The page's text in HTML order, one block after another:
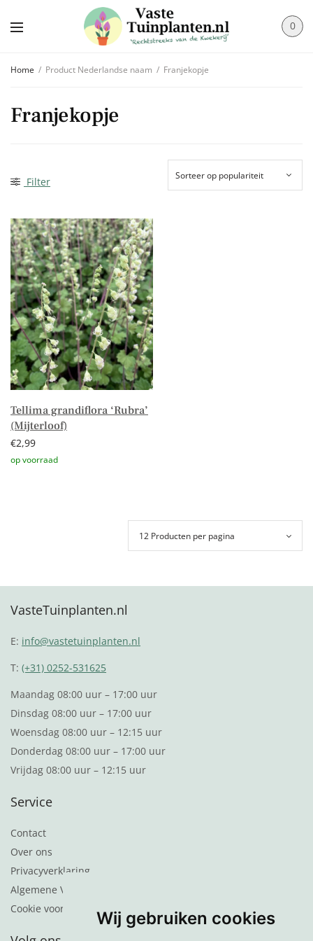
Wij gebruiken cookies
0
Home / Product Nederlandse naam / Franjekopje
Franjekopje
Filter
Tellima grandiflora ‘Rubra’
(Mijterloof)
€2,99
VasteTuinplanten.nl
E: info@vastetuinplanten.nl
T:(+31) 0252-531625
Maandag 08:00 uur – 17:00 uur
Dinsdag 08:00 uur – 17:00 uur
Woensdag 08:00 uur – 12:15 uur
Donderdag 08:00 uur – 17:00 uur
Vrijdag 08:00 uur – 12:15 uur
Service
Contact
Over ons
Privacyverklaring
Algemene Voorwaarden
Cookie voorkeuren